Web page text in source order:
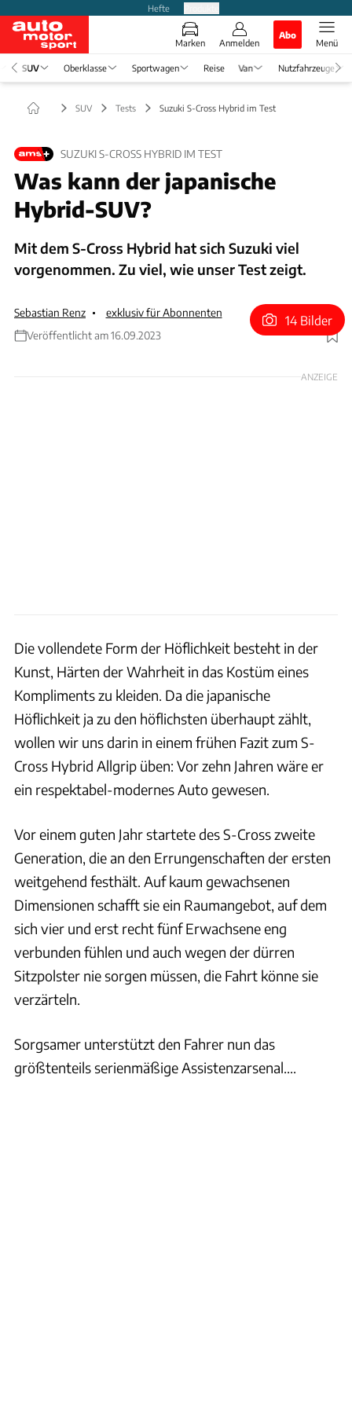
Hefte
Marken Anmelden
Abo
Menü
SUV Oberklasse Sportwagen Reise Van Nutzfahrzeuge
SUV Tests Suzuki S-Cross Hybrid im Test
SUZUKI S-CROSS HYBRID IM TEST
Was kann der japanische
Hybrid-SUV?
Mit dem S-Cross Hybrid hat sich Suzuki viel
vorgenommen. Zu viel, wie unser Test zeigt.
Sebastian Renz
exklusiv für Abonnenten
Veröffentlicht am 16.09.2023
Foto: Achim Hartmann
14 Bilder
ANZEIGE
Die vollendete Form der Höflichkeit besteht in der
Kunst, Härten der Wahrheit in das Kostüm eines
Kompliments zu kleiden. Da die japanische
Höflichkeit ja zu den höflichsten überhaupt zählt,
wollen wir uns darin in einem frühen Fazit zum S-
Cross Hybrid Allgrip üben: Vor zehn Jahren wäre er
ein respektabel-modernes Auto gewesen.
Vor einem guten Jahr startete des S-Cross zweite
Generation, die an den Errungenschaften der ersten
weitgehend festhält. Auf kaum gewachsenen
Dimensionen schafft sie ein Raumangebot, auf dem
sich vier und erst recht fünf Erwachsene eng
verbunden fühlen und auch wegen der dürren
Sitzpolster nie sorgen müssen, die Fahrt könne sie
verzärteln.
Sorgsamer unterstützt den Fahrer nun das
größtenteils serienmäßige Assistenzarsenal....